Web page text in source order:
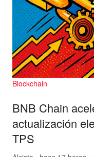
Blockchain
BNB Chain
actualización
TPS